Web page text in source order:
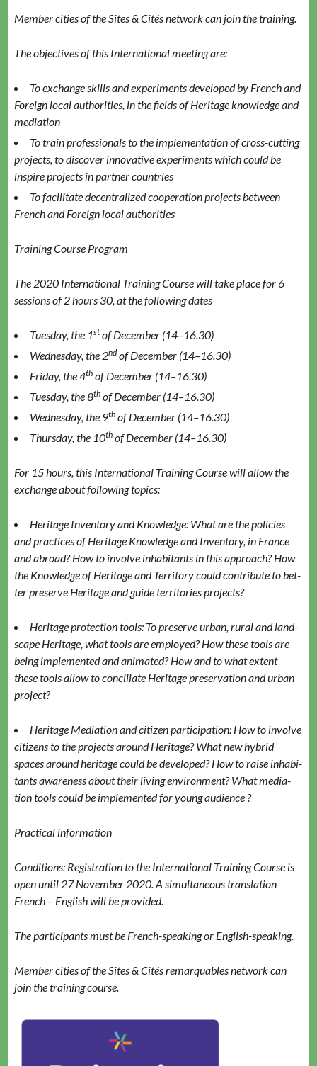
Mem­ber cities of the Sites & Cités net­work can join the training.
The objec­tives of this Inter­na­tion­al meet­ing are:
To exchange skills and exper­i­ments devel­oped by French and
For­eign local author­i­ties, in the fields of Her­itage knowl­edge and
mediation
To train pro­fes­sion­als to the imple­men­ta­tion of cross-cut­ting
projects, to dis­cov­er inno­v­a­tive exper­i­ments which could be
inspire projects in part­ner countries
To facil­i­tate decen­tral­ized coop­er­a­tion projects between
French and For­eign local authorities
Train­ing Course Program
The 2020 Inter­na­tion­al Train­ing Course will take place for 6
ses­sions of 2 hours 30, at the fol­low­ing dates
Tues­day, the 1st of Decem­ber (14–16.30)
Wednes­day, the 2ndof Decem­ber (14–16.30)
Fri­day, the 4th of Decem­ber (14–16.30)
Tues­day, the 8th of Decem­ber (14–16.30)
Wednes­day, the 9th of Decem­ber (14–16.30)
Thurs­day, the 10th of Decem­ber (14–16.30)
For 15 hours, this Inter­na­tion­al Train­ing Course will allow the
exchange about fol­low­ing topics:
Her­itage Inven­to­ry and Knowl­edge: What are the poli­cies
and prac­tices of Her­itage Knowl­edge and Inven­to­ry, in France
and abroad? How to involve inhab­i­tants in this approach? How
the Knowl­edge of Her­itage and Ter­ri­to­ry could con­tribute to bet­
ter pre­serve Her­itage and guide ter­ri­to­ries projects?
Her­itage pro­tec­tion tools: To pre­serve urban, rur­al and land­
scape Her­itage, what tools are employed? How these tools are
being imple­ment­ed and ani­mat­ed? How and to what extent
these tools allow to con­cil­i­ate Her­itage preser­va­tion and urban
project?
Her­itage Medi­a­tion and cit­i­zen par­tic­i­pa­tion: How to involve
cit­i­zens to the projects around Her­itage? What new hybrid
spaces around her­itage could be devel­oped? How to raise inhab­i­
tants aware­ness about their liv­ing envi­ron­ment? What medi­a­
tion tools could be imple­ment­ed for young audience ?
Prac­ti­cal information
Con­di­tions: Reg­is­tra­tion to the Inter­na­tion­al Train­ing Course is
open until 27 Novem­ber 2020. A simul­ta­ne­ous trans­la­tion
French – Eng­lish will be provided.
The par­tic­i­pants must be French-speak­ing or English-speaking.
Mem­ber cities of the Sites & Cités remar­quables net­work can
join the train­ing course.